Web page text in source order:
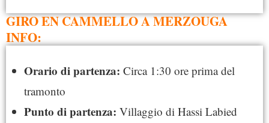
GIRO EN CAMMELLO A MERZOUGA
INFO:
Orario di partenza: Circa 1:30 ore prima del
tramonto
Punto di partenza: Villaggio di Hassi Labied